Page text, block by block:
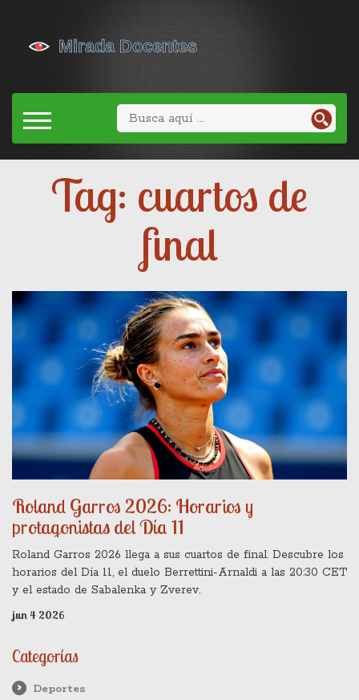
Tag: cuartos de
final
Roland Garros 2026: Horarios y
protagonistas del Día 11
Roland Garros 2026 llega a sus cuartos de final. Descubre los
horarios del Día 11, el duelo Berrettini-Arnaldi a las 20:30 CET
y el estado de Sabalenka y Zverev.
jun 4 2026
Categorías
Deportes